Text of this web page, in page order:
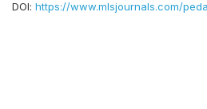
DOI: https://www.mlsjournals.com/